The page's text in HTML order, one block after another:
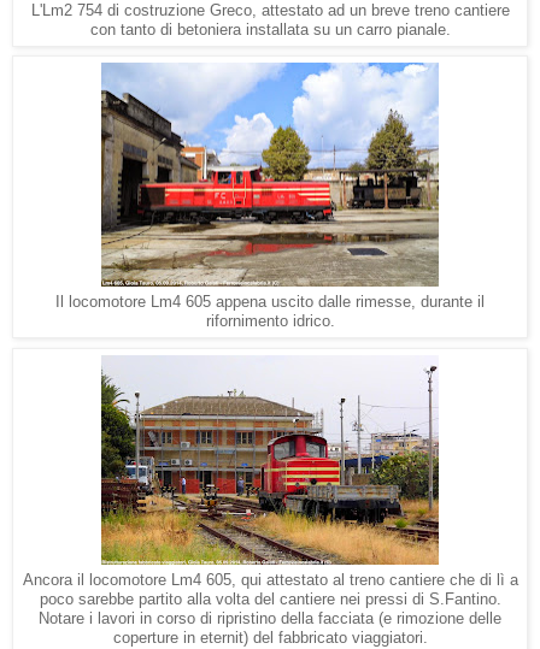
L'Lm2 754 di costruzione Greco, attestato ad un breve treno cantiere
con tanto di betoniera installata su un carro pianale.
Il locomotore Lm4 605 appena uscito dalle rimesse, durante il
rifornimento idrico.
Ancora il locomotore Lm4 605, qui attestato al treno cantiere che di lì a
poco sarebbe partito alla volta del cantiere nei pressi di S.Fantino.
Notare i lavori in corso di ripristino della facciata (e rimozione delle
coperture in eternit) del fabbricato viaggiatori.